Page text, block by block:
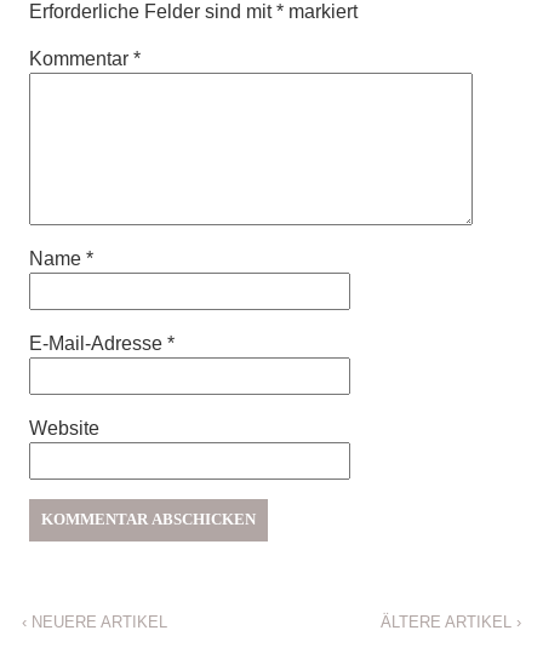
Erforderliche Felder sind mit*markiert
Kommentar *
Name *
E-Mail-Adresse *
Website
‹NEUERE ARTIKEL ÄLTERE ARTIKEL ›